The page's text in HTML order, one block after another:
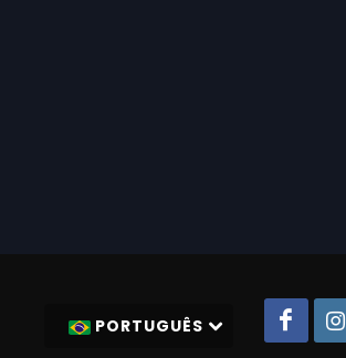
PORTUGUÊS